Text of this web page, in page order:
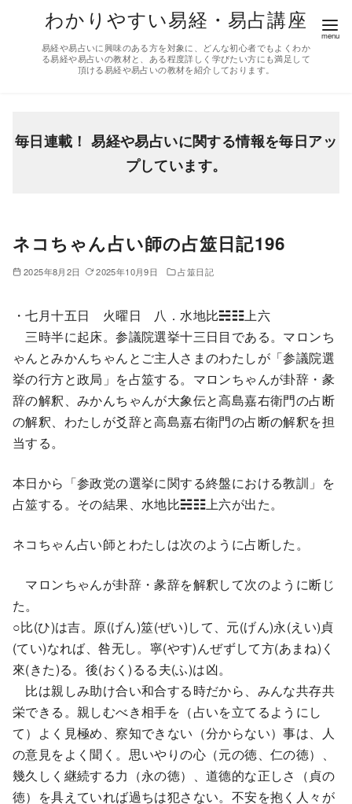
わかりやすい易経・易占講座
易経や易占いに興味のある方を対象に、どんな初心者でもよくわか
る易経や易占いの教材と、ある程度詳しく学びたい方にも満足して
頂ける易経や易占いの教材を紹介しております。
毎日連載！ 易経や易占いに関する情報を毎日アッ
プしています。
ネコちゃん占い師の占筮日記196
2025年8月2日 2025年10月9日 占筮日記
・七月十五日 火曜日 八．水地比☵☷上六
三時半に起床。参議院選挙十三日目である。マロンち
ゃんとみかんちゃんとご主人さまのわたしが「参議院選
挙の行方と政局」を占筮する。マロンちゃんが卦辞・彖
辞の解釈、みかんちゃんが大象伝と高島嘉右衛門の占断
の解釈、わたしが爻辞と高島嘉右衛門の占断の解釈を担
当する。
本日から「参政党の選挙に関する終盤における教訓」を
占筮する。その結果、水地比☵☷上六が出た。
ネコちゃん占い師とわたしは次のように占断した。
マロンちゃんが卦辞・彖辞を解釈して次のように断じ
た。
○比(ひ)は吉。原(げん)筮(ぜい)して、元(げん)永(えい)貞
(てい)なれば、咎无し。寧(やす)んぜずして方(あまね)く
來(きた)る。後(おく)るる夫(ふ)は凶。
比は親しみ助け合い和合する時だから、みんな共存共
栄できる。親しむべき相手を（占いを立てるようにし
て）よく見極め、察知できない（分からない）事は、人
の意見をよく聞く。思いやりの心（元の徳、仁の徳）、
幾久しく継続する力（永の徳）、道德的な正しさ（貞の
徳）を具えていれば過ちは犯さない。不安を抱く人々が